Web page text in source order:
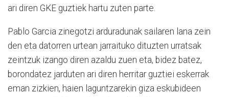
ari diren GKE guztiek hartu zuten parte.
Pablo Garcia zinegotzi arduradunak sailaren lana zein
den eta datorren urtean jarraituko dituzten urratsak
zeintzuk izango diren azaldu zuen eta, bidez batez,
borondatez jarduten ari diren herritar guztiei eskerrak
eman zizkien, haien laguntzarekin giza eskubideen